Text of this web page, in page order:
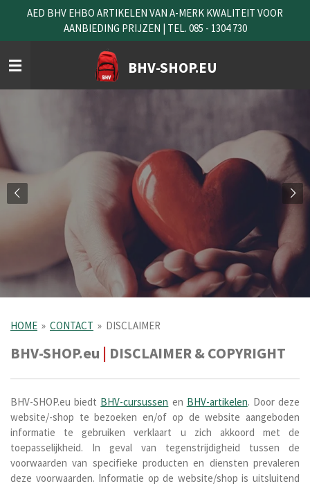
naar
de
hoofdinhoud
BHV-SHOP.EU
AED BHV EHBO ARTIKELEN VAN A-MERK KWALITEIT VOOR
AANBIEDING PRIJZEN | TEL. 085 - 1304 730
HOME » CONTACT » DISCLAIMER
BHV-SHOP.eu DISCLAIMER & COPYRIGHT
BHV-SHOP.eu biedt BHV-cursussen en BHV-artikelen. Door deze
website/-shop te bezoeken en/of op de website aangeboden
informatie te gebruiken verklaart u zich akkoord met de
toepasselijkheid. In geval van tegenstrijdigheid tussen de
voorwaarden van specifieke producten en diensten prevaleren
deze voorwaarden. Informatie op de website/shop is uitsluitend